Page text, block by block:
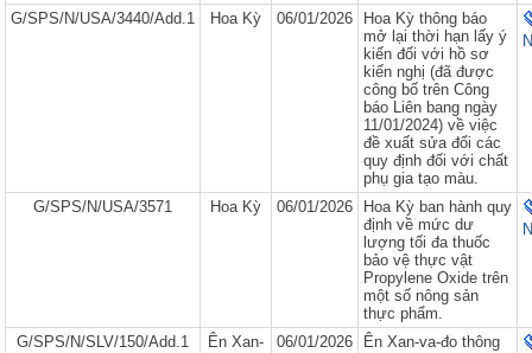
G/SPS/N/USA/3440/Add.1 Hoa Kỳ 06/01/2026
Hoa Kỳ thông báo
mở lại thời hạn lấy ý
kiến đối với hồ sơ
kiến nghị (đã được
công bố trên Công
báo Liên bang ngày
11/01/2024) về việc
đề xuất sửa đổi các
quy định đối với chất
phụ gia tạo màu.
G/SPS/N/USA/3571 Hoa Kỳ 06/01/2026
Hoa Kỳ ban hành quy
định về mức dư
lượng tối đa thuốc
bảo vệ thực vật
Propylene Oxide trên
một số nông sản
thực phẩm.
G/SPS/N/SLV/150/Add.1
Ên Xan-
06/01/2026
Ên Xan-va-đo thông